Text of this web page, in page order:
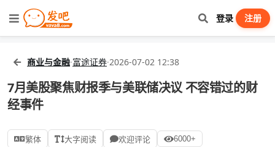
登录 注册
商业与金融·富途证券·2026-07-02 12:38
7月美股聚焦财报季与美联储决议 不容错过的财
经事件
繁体 大字阅读 欢迎评论 6000+